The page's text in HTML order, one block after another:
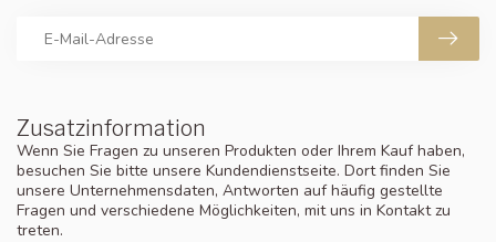
Zusatzinformation
Wenn Sie Fragen zu unseren Produkten oder Ihrem Kauf haben,
besuchen Sie bitte unsere Kundendienstseite. Dort finden Sie
unsere Unternehmensdaten, Antworten auf häufig gestellte
Fragen und verschiedene Möglichkeiten, mit uns in Kontakt zu
treten.